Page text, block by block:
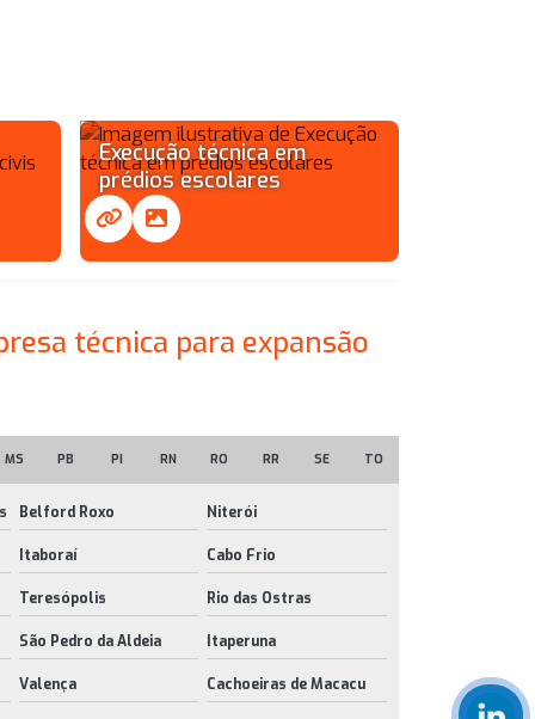
Execução técnica em
prédios escolares
técnica para expansão
MS PB PI RN RO RR SE TO
Belford Roxo Niterói
Itaboraí Cabo Frio
Teresópolis Rio das Ostras
São Pedro da Aldeia Itaperuna
Valença Cachoeiras de Macacu